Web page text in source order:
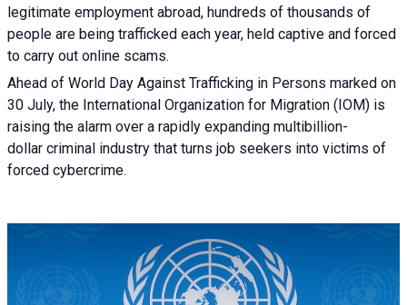
legitimate employment abroad, hundreds of thousands of
people are being trafficked each year, held captive and forced
to carry out online scams.
Ahead of World Day Against Trafficking in Persons marked on
30 July, the International Organization for Migration (IOM) is
raising the alarm over a rapidly expanding multibillion-
dollar criminal industry that turns job seekers into victims of
forced cybercrime.